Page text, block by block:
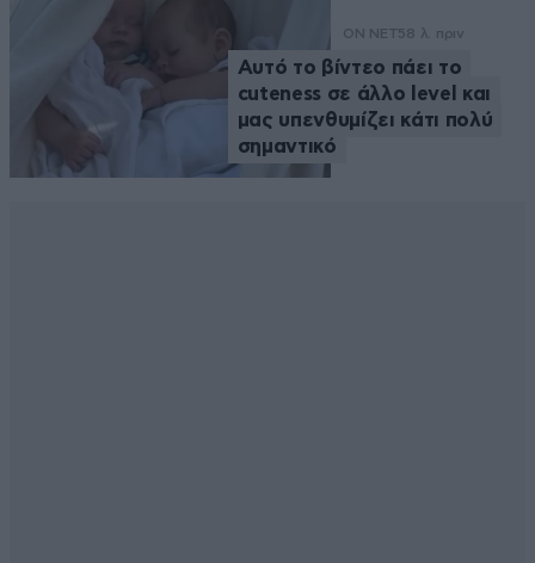
ON NET58 λ. πριν
Αυτό το βίντεο πάει το
cuteness σε άλλο level και
μας υπενθυμίζει κάτι πολύ
σημαντικό